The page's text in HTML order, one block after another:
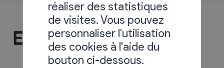
Etude Olofsson
réaliser des statistiques
de visites. Vous pouvez
personnaliser l'utilisation
des cookies à l'aide du
bouton ci-dessous.